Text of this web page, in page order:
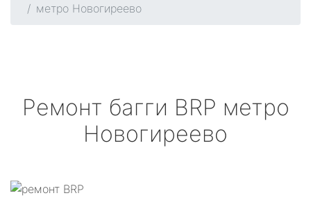
метро Новогиреево
Ремонт багги BRP метро
Новогиреево